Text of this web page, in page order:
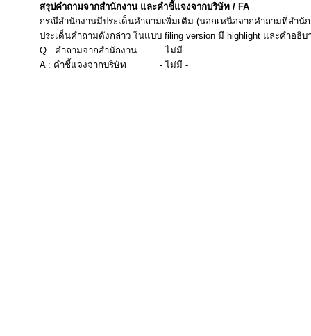
สรุปคำถามจากสำนักงาน และคำชี้แจงจากบริษัท / FA
กรณีสำนักงานมีประเด็นคำถามเพิ่มเติม (นอกเหนือจากคำถามที่สำ
ประเด็นคำถามดังกล่าว ในแบบ filing version มี highlight และคำอธิ
Q : คำถามจากสำนักงาน
- ไม่มี -
A : คำชี้แจงจากบริษัท
- ไม่มี -